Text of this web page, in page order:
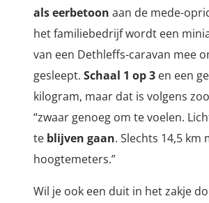
als eerbetoon aan de mede-
het familiebedrijf wordt een
van een Dethleffs-caravan mee
gesleept. Schaal 1 op 3 en een
kilogram, maar dat is volgens
“zwaar genoeg om te voelen.
te blijven gaan. Slechts 14,5 km
hoogtemeters.”
Wil je ook een duit in het zakje